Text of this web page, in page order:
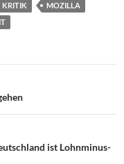
KRITIK
MOZILLA
ist Lohnminus-